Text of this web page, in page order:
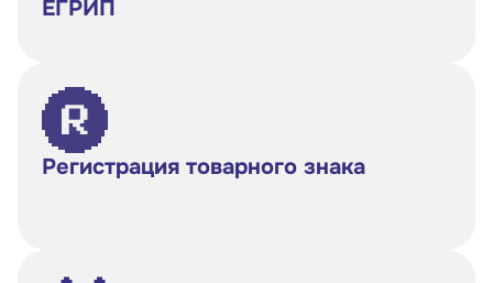
ЕГРИП
Регистрация товарного знака